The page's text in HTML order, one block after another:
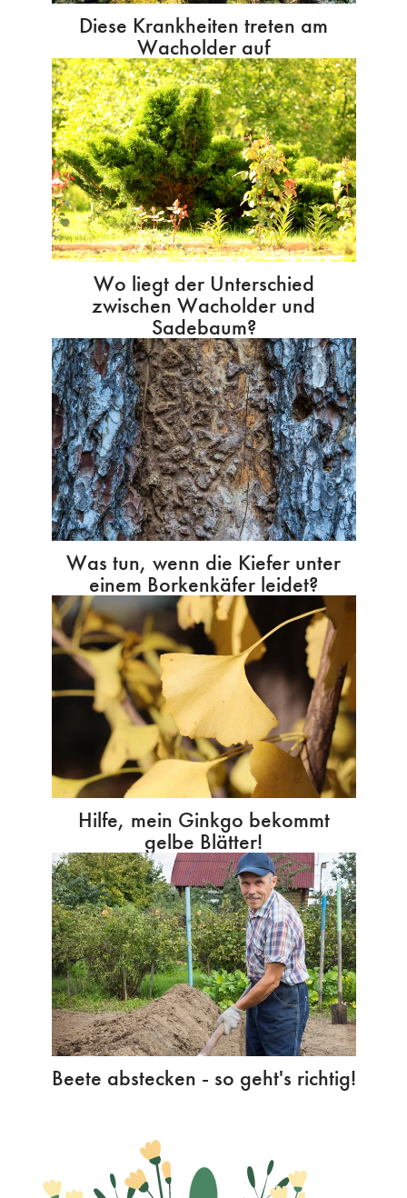
Diese Krankheiten treten am
Wacholder auf
Wo liegt der Unterschied
zwischen Wacholder und
Sadebaum?
Was tun, wenn die Kiefer unter
einem Borkenkäfer leidet?
Hilfe, mein Ginkgo bekommt
gelbe Blätter!
Beete abstecken - so geht's richtig!